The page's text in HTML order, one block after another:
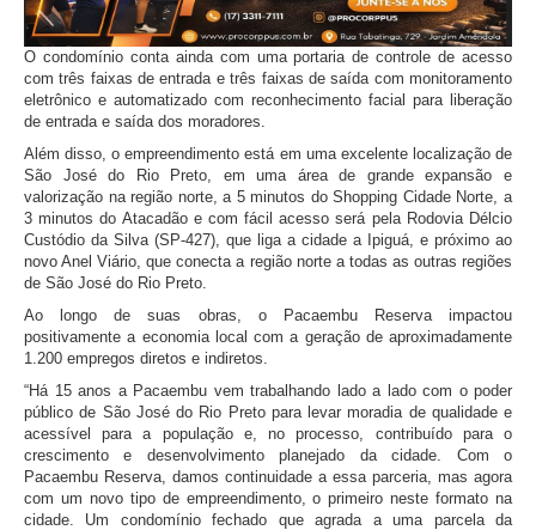
O condomínio conta ainda com uma portaria de controle de acesso
com três faixas de entrada e três faixas de saída com monitoramento
eletrônico e automatizado com reconhecimento facial para liberação
de entrada e saída dos moradores.
Além disso, o empreendimento está em uma excelente localização de
São José do Rio Preto, em uma área de grande expansão e
valorização na região norte, a 5 minutos do Shopping Cidade Norte, a
3 minutos do Atacadão e com fácil acesso será pela Rodovia Délcio
Custódio da Silva (SP-427), que liga a cidade a Ipiguá, e próximo ao
novo Anel Viário, que conecta a região norte a todas as outras regiões
de São José do Rio Preto.
Ao longo de suas obras, o Pacaembu Reserva impactou
positivamente a economia local com a geração de aproximadamente
1.200 empregos diretos e indiretos.
“Há 15 anos a Pacaembu vem trabalhando lado a lado com o poder
público de São José do Rio Preto para levar moradia de qualidade e
acessível para a população e, no processo, contribuído para o
crescimento e desenvolvimento planejado da cidade. Com o
Pacaembu Reserva, damos continuidade a essa parceria, mas agora
com um novo tipo de empreendimento, o primeiro neste formato na
cidade. Um condomínio fechado que agrada a uma parcela da